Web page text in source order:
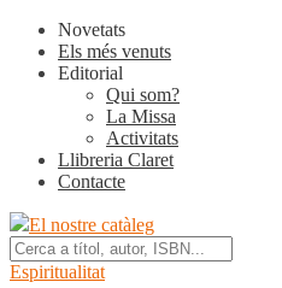
Novetats
Els més venuts
Editorial
Qui som?
La Missa
Activitats
Llibreria Claret
Contacte
El nostre catàleg
Espiritualitat